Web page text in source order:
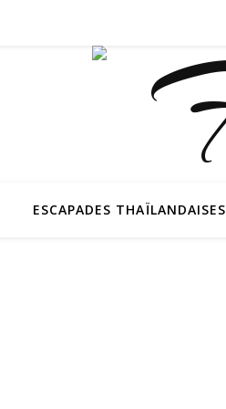
ESCAPADES THAÏLANDAISES